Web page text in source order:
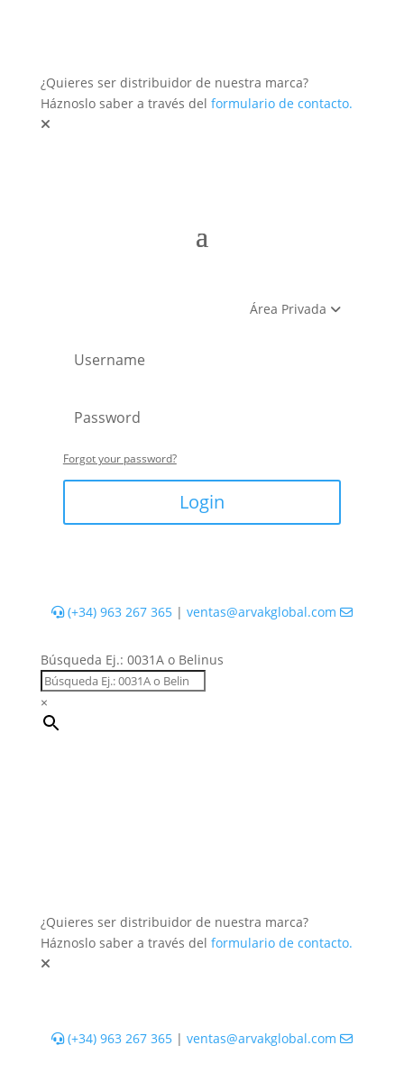
¿Quieres ser distribuidor de nuestra marca?
Háznoslo saber a través del formulario de contacto.
Área Privada
Forgot your password?
Login
(+34) 963 267 365| ventas@arvakglobal.com
Búsqueda Ej.: 0031A o Belinus
×
¿Quieres ser distribuidor de nuestra marca?
Háznoslo saber a través del formulario de contacto.
(+34) 963 267 365| ventas@arvakglobal.com